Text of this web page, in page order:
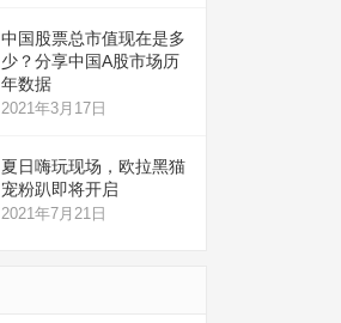
中国股票总市值现在是多
少？分享中国A股市场历
年数据
2021年3月17日
夏日嗨玩现场，欧拉黑猫
宠粉趴即将开启
2021年7月21日